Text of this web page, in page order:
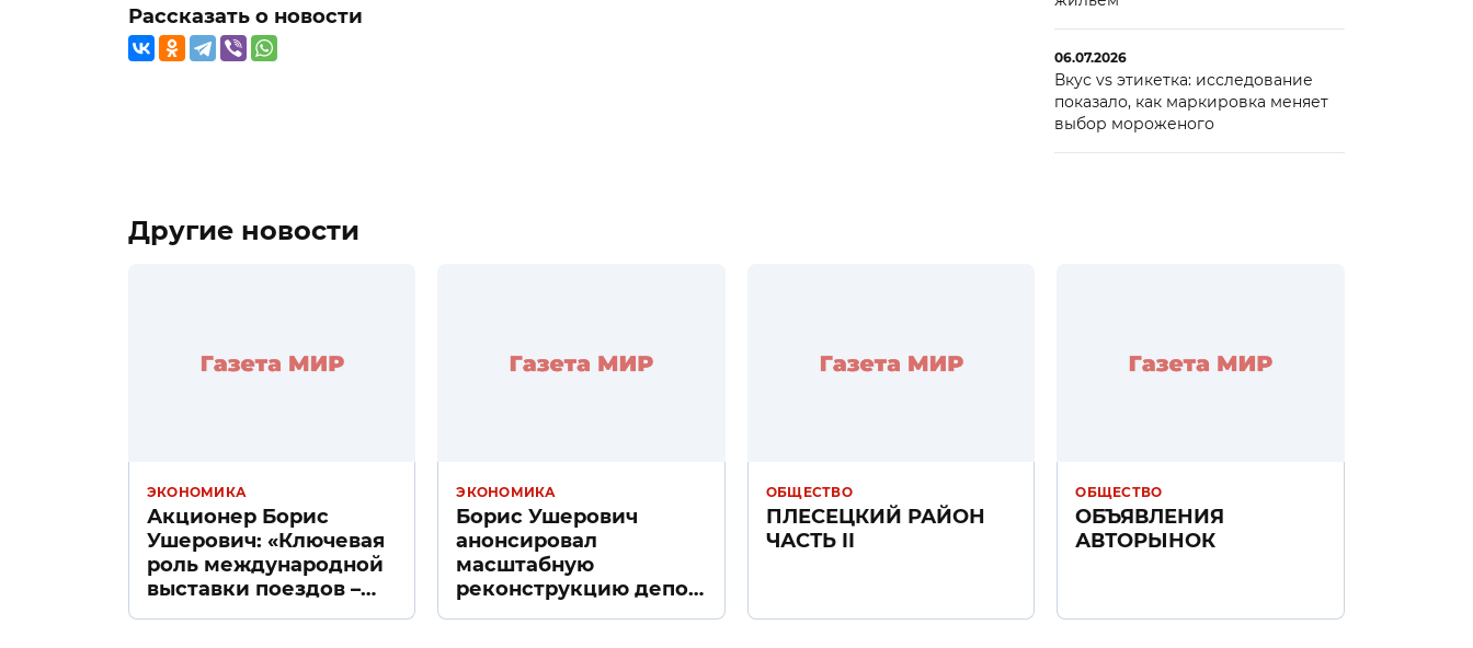
Рассказать о новости
06.07.2026
Вкус vs этикетка: исследование
показало, как маркировка меняет
выбор мороженого
Другие новости
ЭКОНОМИКА
Акционер Борис
Ушерович: «Ключевая
роль международной
выставки поездов –
поиск ответов на
ЭКОНОМИКА
Борис Ушерович
анонсировал
масштабную
реконструкцию депо
«Дачное» в Санкт-
ОБЩЕСТВО
ПЛЕСЕЦКИЙ РАЙОН
ЧАСТЬ II
ОБЩЕСТВО
ОБЪЯВЛЕНИЯ
АВТОРЫНОК